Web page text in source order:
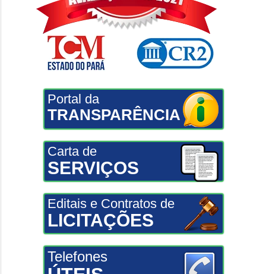
Portal da
TRANSPARÊNCIA
Carta de
SERVIÇOS
Editais e Contratos de
LICITAÇÕES
Telefones